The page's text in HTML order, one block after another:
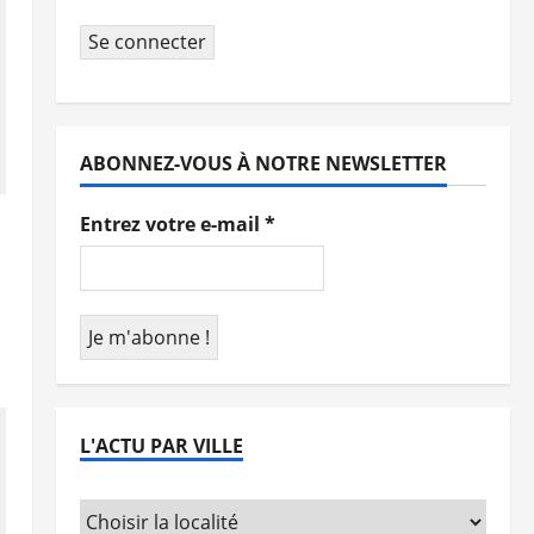
Se connecter
ABONNEZ-VOUS À NOTRE NEWSLETTER
Entrez votre e-mail *
L'ACTU PAR VILLE